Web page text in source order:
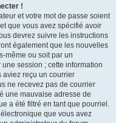
!
et votre mot de passe soient
que vous avez spécifié avoir
devrez suivre les instructions
également que les nouvelles
même ou soit par un
session ; cette information
aviez reçu un courrier
ne recevez pas de courrier
une mauvaise adresse de
a été filtré en tant que pourriel.
que vous avez